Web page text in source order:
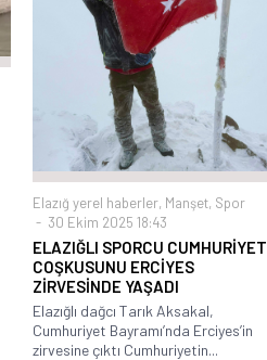
Elazığ yerel haberler, Manşet, Spor
30 Ekim 2025 18:43
ELAZIĞLI SPORCU CUMHURİYET
COŞKUSUNU ERCİYES
ZİRVESİNDE YAŞADI
Elazığlı dağcı Tarık Aksakal,
Cumhuriyet Bayramı’nda Erciyes’in
zirvesine çıktı Cumhuriyetin...